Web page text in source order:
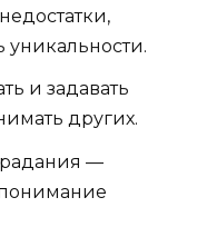
уникальности.
и задавать
других.
—